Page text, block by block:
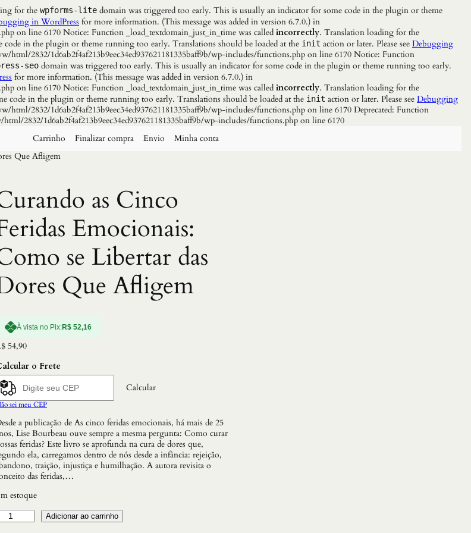
for the wpforms-lite domain was triggered too early. This is usually an indicator for some code in the plugin or theme
in WordPress for more information. (This message was added in version 6.7.0.) in
on line 6170 Notice: Function _load_textdomain_just_in_time was called incorrectly. Translation loading for the
in the plugin or theme running too early. Translations should be loaded at the init action or later. Please see Debugging
2832/1d6ab2f4af213b9eec34ed937621181335baff9b/wp-includes/functions.php on line 6170 Notice: Function
seo domain was triggered too early. This is usually an indicator for some code in the plugin or theme running too early.
for more information. (This message was added in version 6.7.0.) in
on line 6170 Notice: Function _load_textdomain_just_in_time was called incorrectly. Translation loading for the
code in the plugin or theme running too early. Translations should be loaded at the init action or later. Please see Debugging
2832/1d6ab2f4af213b9eec34ed937621181335baff9b/wp-includes/functions.php on line 6170 Deprecated: Function
2832/1d6ab2f4af213b9eec34ed937621181335baff9b/wp-includes/functions.php on line 6170
Carrinho Finalizar compra Envio
Minha conta
Que Afligem
as Cinco
Emocionais:
se Libertar das
Que Afligem
À vista no Pix:R$ 52,16
54,90
o Frete
Calcular
sei meu CEP
a publicação de As cinco feridas emocionais, há mais de 25
Lise Bourbeau ouve sempre a mesma pergunta: Como curar
feridas? Este livro se aprofunda na cura de dores que,
ela, carregamos dentro de nós desde a infância: rejeição,
traição, injustiça e humilhação. A autora revisita o
das feridas,…
estoque
Adicionar ao carrinho